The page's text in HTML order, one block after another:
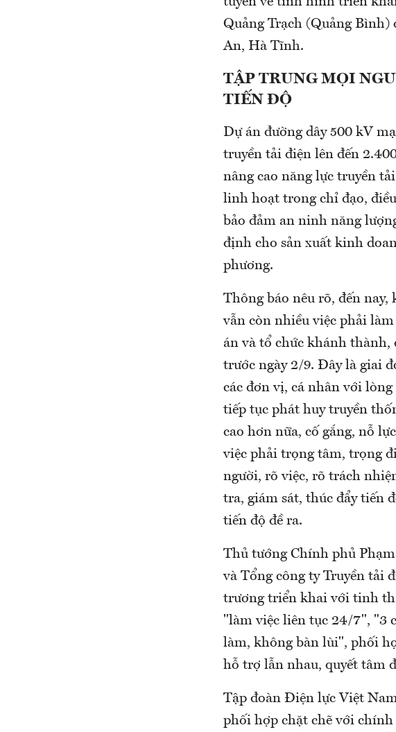
Quảng Trạch (Quảng
An, Hà Tĩnh.
TẬP TRUNG MỌI
TIẾN ĐỘ
Dự án đường dây 500 kV
truyền tải điện lên đến
nâng cao năng lực truyền
linh hoạt trong chỉ đạo,
bảo đảm an ninh năng
định cho sản xuất kinh
phương.
Thông báo nêu rõ, đến
vẫn còn nhiều việc phải
án và tổ chức khánh
trước ngày 2/9. Đây là giai
các đơn vị, cá nhân với
tiếp tục phát huy truyền
cao hơn nữa, cố gắng, nỗ
việc phải trọng tâm, trọng
người, rõ việc, rõ trách
tra, giám sát, thúc đẩy tiến
tiến độ đề ra.
Thủ tướng Chính phủ
và Tổng công ty Truyền tải
trương triển khai với tinh
"làm việc liên tục 24/7", "3
làm, không bàn lùi", phối
hỗ trợ lẫn nhau, quyết tâm
Tập đoàn Điện lực Việt
phối hợp chặt chẽ với chính